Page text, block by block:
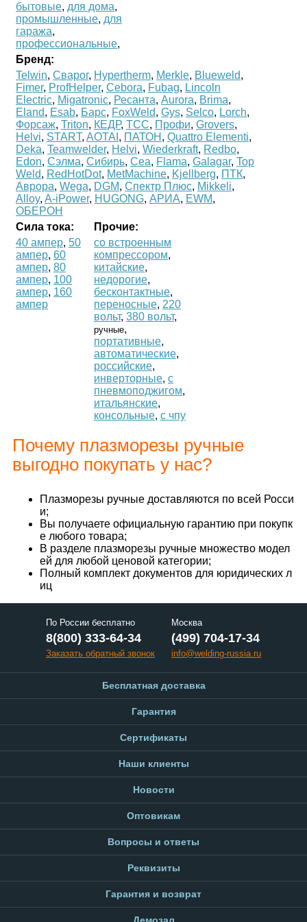
бытовые, для дома,
промышленные, для
гаража,
профессиональные,
Бренд:
Telwin, Сварог, Hypertherm, Merkle, Blueweld,
Fimer, ProfHelper, Cebora, Fubag, Lincoln
Electric, Migatronic, Ресанта, Aurora, Brima,
Eland, Esab, Барс, FoxWeld, Gys, Selco, Lorch,
Форсаж, Triton, КЕДР, ТСС, Профи, Grovers,
Helvi, START, AOTAI , ПАТОН , Quattro Elementi,
Deka, Teamwelder, Helvi, Wiederkraft, Redbo,
Edon, Сэлма, Сибирь, Cea, Flama, Galagar, Top
Weld, RedHotDot, MetMachine, Kjellberg, ПТК,
Аврора, Wega, DGM, Спектр Плюс, Mikkeli,
Alloy, A-iPower, HUGONG, АРИА, EWM,
ОБЕРОН
Cила тока:
40 ампер, 50
ампер, 60
ампер, 80
ампер, 100
ампер, 160
ампер
Прочие:
со встроенным
компрессором,
китайские,
недорогие,
бесконтактные,
переносные, 220
вольт, 380 вольт,
ручные,
портативные,
автоматические,
российские,
инверторные, с
пневмоподжигом,
итальянские,
консольные, с чпу
Почему плазморезы ручные
выгодно покупать у нас?
Плазморезы ручные доставляются по всей Росси
и;
Вы получаете официальную гарантию при покупк
е любого товара;
В разделе плазморезы ручные множество модел
ей для любой ценовой категории;
Полный комплект документов для юридических л
иц
По России бесплатно
8(800) 333-64-34
Заказать обратный звонок
Москва
(499) 704-17-34
info@welding-russia.ru
Бесплатная доставка
Гарантия
Сертификаты
Наши клиенты
Новости
Оптовикам
Вопросы и ответы
Реквизиты
Гарантия и возврат